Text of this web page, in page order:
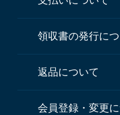
領収書の発行に
返品について
会員登録・変更